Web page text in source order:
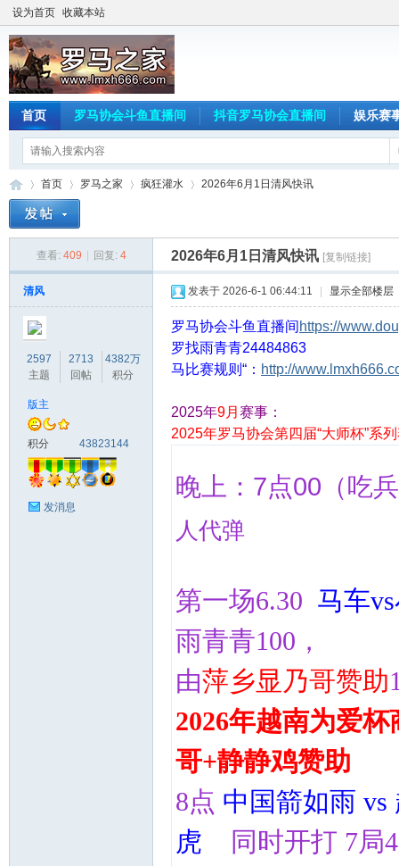
设为首页 收藏本站
首页 罗马协会斗鱼直播间 抖音罗马协会直播间 娱乐赛
首页
›
罗马之家
›
疯狂灌水
›
2026年6月1日清风快讯
查看: 409 回复: 4 2026年6月1日清风快讯 [复制链接]
清风
2597
主题
2713
回帖
4382万
积分
版主
积分 43823144
发消息
发表于 2026-6-1 06:44:11 显示全部楼层
罗马协会斗鱼直播间 https://
罗找雨青青24484863
马比赛规则“： http://
2025年9月 赛事：
2025年罗马协会第四届“大师杯”系
晚上： 7点00 （吃
人代弹
第一场6.30 马车
雨青青100，
由萍乡显乃哥赞助
2026年越南为爱
哥+静静鸡赞助
8点 中国箭如雨 vs
虎 同时开打 7局